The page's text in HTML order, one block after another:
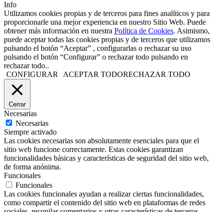
Info
Utilizamos cookies propias y de terceros para fines analíticos y para
proporcionarle una mejor experiencia en nuestro Sitio Web. Puede
obtener más información en nuestra Política de Cookies. Asimismo,
puede aceptar todas las cookies propias y de terceros que utilizamos
pulsando el botón “Aceptar” , configurarlas o rechazar su uso
pulsando el botón “Configurar” o rechazar todo pulsando en
rechazar todo..
CONFIGURAR
ACEPTAR TODORECHAZAR TODO
Cerrar
Necesarias
Necesarias
Siempre activado
Las cookies necesarias son absolutamente esenciales para que el
sitio web funcione correctamente. Estas cookies garantizan
funcionalidades básicas y características de seguridad del sitio web,
de forma anónima.
Funcionales
Funcionales
Las cookies funcionales ayudan a realizar ciertas funcionalidades,
como compartir el contenido del sitio web en plataformas de redes